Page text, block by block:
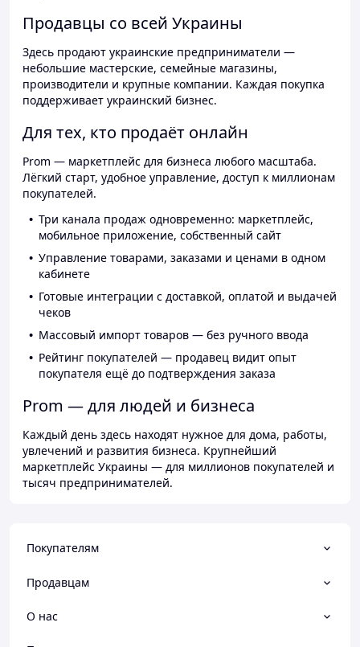
Продавцы со всей Украины
Здесь продают украинские предприниматели —
небольшие мастерские, семейные магазины,
производители и крупные компании. Каждая покупка
поддерживает украинский бизнес.
Для тех, кто продаёт онлайн
Prom — маркетплейс для бизнеса любого масштаба.
Лёгкий старт, удобное управление, доступ к миллионам
покупателей.
Три канала продаж одновременно: маркетплейс,
мобильное приложение, собственный сайт
Управление товарами, заказами и ценами в одном
кабинете
Готовые интеграции с доставкой, оплатой и выдачей
чеков
Массовый импорт товаров — без ручного ввода
Рейтинг покупателей — продавец видит опыт
покупателя ещё до подтверждения заказа
Prom — для людей и бизнеса
Каждый день здесь находят нужное для дома, работы,
увлечений и развития бизнеса. Крупнейший
маркетплейс Украины — для миллионов покупателей и
тысяч предпринимателей.
Покупателям
Продавцам
О нас